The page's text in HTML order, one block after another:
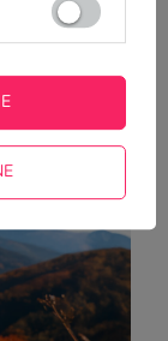
z własnym